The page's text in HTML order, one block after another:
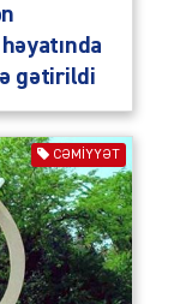
gətirildi
CƏMIYYƏT